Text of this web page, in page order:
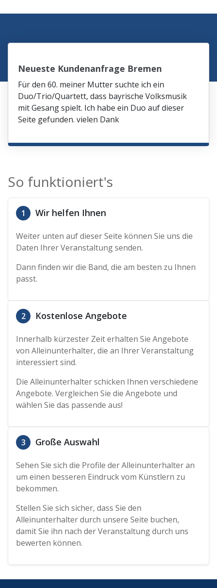
Neueste Kundenanfrage Bremen
Für den 60. meiner Mutter suchte ich ein
Duo/Trio/Quartett, dass bayrische Volksmusik
mit Gesang spielt. Ich habe ein Duo auf dieser
Seite gefunden. vielen Dank
So funktioniert's
1 Wir helfen Ihnen
Weiter unten auf dieser Seite können Sie uns die
Daten Ihrer Veranstaltung senden.
Dann finden wir die Band, die am besten zu Ihnen
passt.
2 Kostenlose Angebote
Innerhalb kürzester Zeit erhalten Sie Angebote
von Alleinunterhalter, die an Ihrer Veranstaltung
interessiert sind.
Die Alleinunterhalter schicken Ihnen verschiedene
Angebote. Vergleichen Sie die Angebote und
wählen Sie das passende aus!
3 Große Auswahl
Sehen Sie sich die Profile der Alleinunterhalter an
um einen besseren Eindruck vom Künstlern zu
bekommen.
Stellen Sie sich sicher, dass Sie den
Alleinunterhalter durch unsere Seite buchen,
damit Sie ihn nach der Veranstaltung durch uns
bewerten können.